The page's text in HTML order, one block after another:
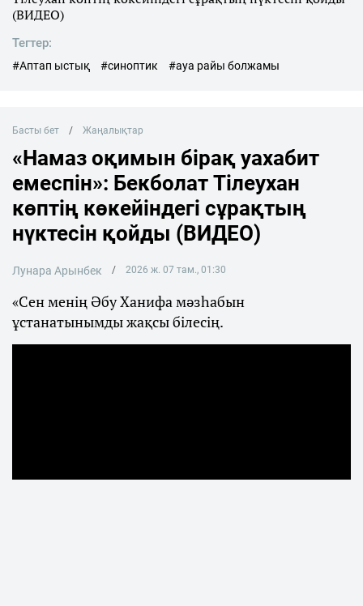
(ВИДЕО)
Тегтер:
#Аптап ыстық #синоптик #ауа райы болжамы
Басты бет Жаңалықтар
«Намаз оқимын бірақ уахабит
емеспін»: Бекболат Тілеухан
көптің көкейіндегі сұрақтың
нүктесін қойды (ВИДЕО)
Лунара Арынбек 2026 ж. 07 там., 01:30
«Сен менің Әбу Ханифа мәзһабын
ұстанатынымды жақсы білесің.